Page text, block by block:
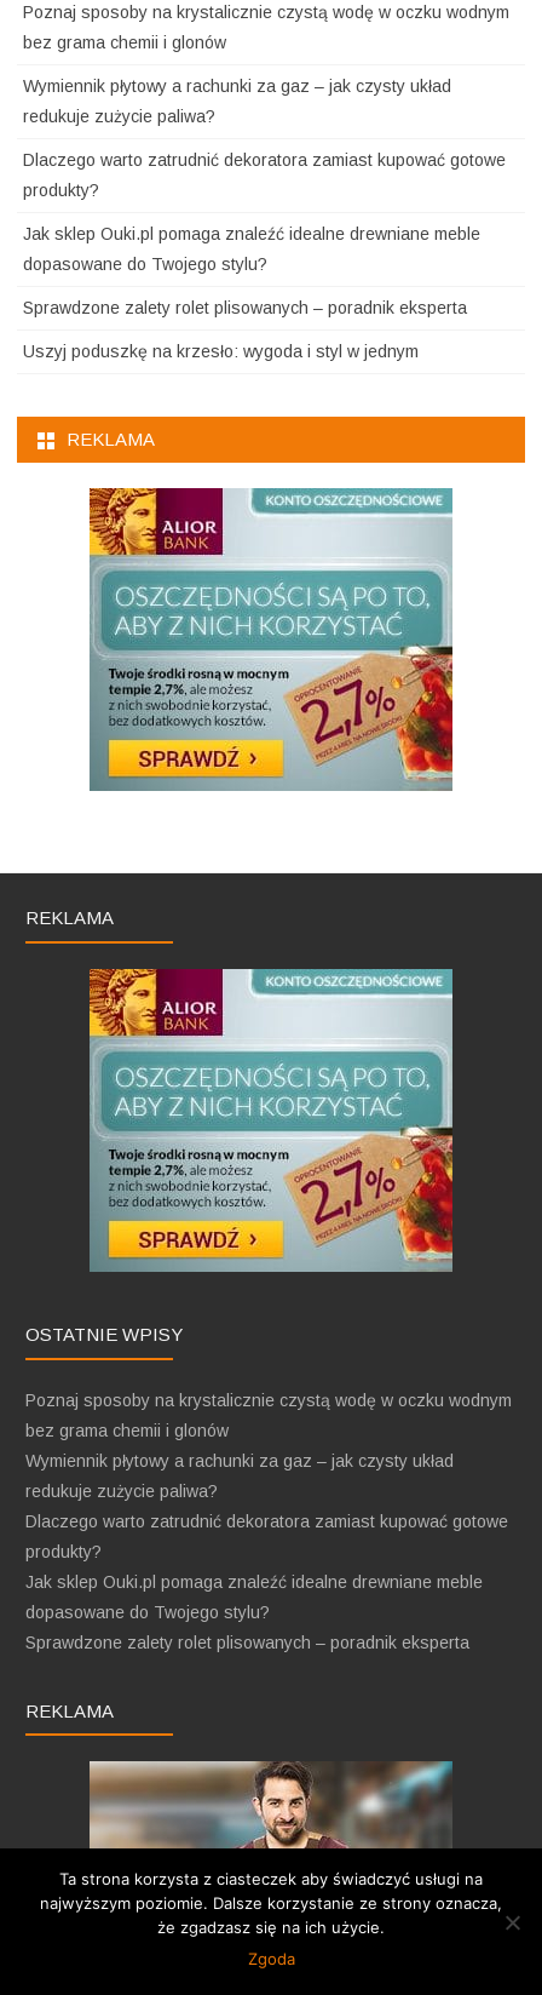
Poznaj sposoby na krystalicznie czystą wodę w oczku wodnym
bez grama chemii i glonów
Wymiennik płytowy a rachunki za gaz – jak czysty układ
redukuje zużycie paliwa?
Dlaczego warto zatrudnić dekoratora zamiast kupować gotowe
produkty?
Jak sklep Ouki.pl pomaga znaleźć idealne drewniane meble
dopasowane do Twojego stylu?
Sprawdzone zalety rolet plisowanych – poradnik eksperta
Uszyj poduszkę na krzesło: wygoda i styl w jednym
REKLAMA
REKLAMA
OSTATNIE WPISY
Poznaj sposoby na krystalicznie czystą wodę w oczku wodnym
bez grama chemii i glonów
Wymiennik płytowy a rachunki za gaz – jak czysty układ
redukuje zużycie paliwa?
Dlaczego warto zatrudnić dekoratora zamiast kupować gotowe
produkty?
Jak sklep Ouki.pl pomaga znaleźć idealne drewniane meble
dopasowane do Twojego stylu?
Sprawdzone zalety rolet plisowanych – poradnik eksperta
REKLAMA
Ta strona korzysta z ciasteczek aby świadczyć usługi na
najwyższym poziomie. Dalsze korzystanie ze strony oznacza,
że zgadzasz się na ich użycie.
Zgoda